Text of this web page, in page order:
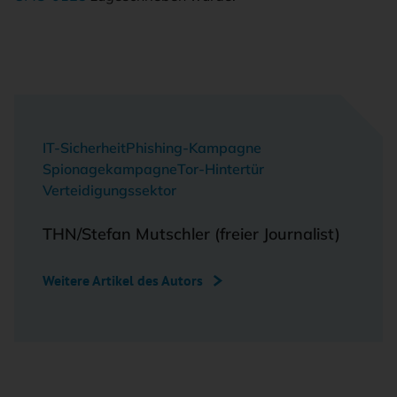
IT-SicherheitPhishing-Kampagne
SpionagekampagneTor-Hintertür
Verteidigungssektor
THN/Stefan Mutschler (freier Journalist)
Weitere Artikel des Autors